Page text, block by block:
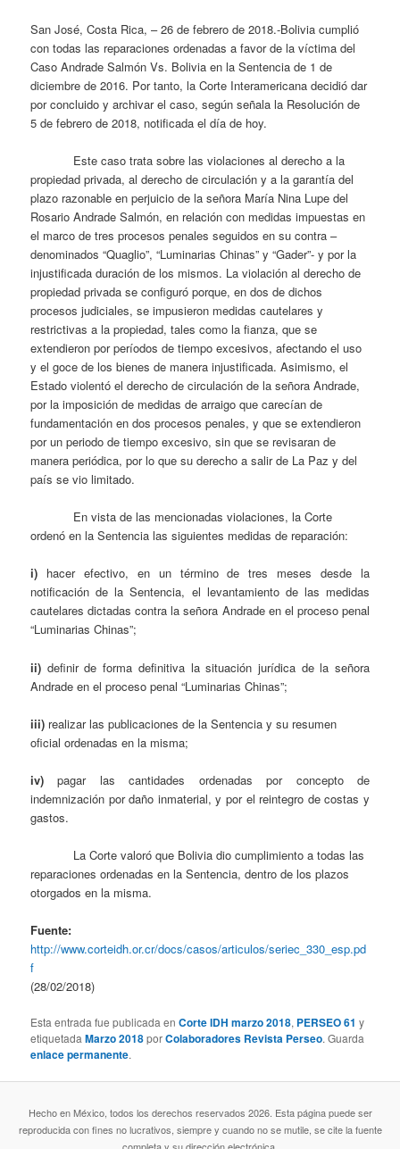
San José, Costa Rica, – 26 de febrero de 2018.-Bolivia cumplió
con todas las reparaciones ordenadas a favor de la víctima del
Caso Andrade Salmón Vs. Bolivia en la Sentencia de 1 de
diciembre de 2016. Por tanto, la Corte Interamericana decidió dar
por concluido y archivar el caso, según señala la Resolución de
5 de febrero de 2018, notificada el día de hoy.
Este caso trata sobre las violaciones al derecho a la
propiedad privada, al derecho de circulación y a la garantía del
plazo razonable en perjuicio de la señora María Nina Lupe del
Rosario Andrade Salmón, en relación con medidas impuestas en
el marco de tres procesos penales seguidos en su contra –
denominados “Quaglio”, “Luminarias Chinas” y “Gader”- y por la
injustificada duración de los mismos. La violación al derecho de
propiedad privada se configuró porque, en dos de dichos
procesos judiciales, se impusieron medidas cautelares y
restrictivas a la propiedad, tales como la fianza, que se
extendieron por períodos de tiempo excesivos, afectando el uso
y el goce de los bienes de manera injustificada. Asimismo, el
Estado violentó el derecho de circulación de la señora Andrade,
por la imposición de medidas de arraigo que carecían de
fundamentación en dos procesos penales, y que se extendieron
por un periodo de tiempo excesivo, sin que se revisaran de
manera periódica, por lo que su derecho a salir de La Paz y del
país se vio limitado.
En vista de las mencionadas violaciones, la Corte
ordenó en la Sentencia las siguientes medidas de reparación:
i) hacer efectivo, en un término de tres meses desde la
notificación de la Sentencia, el levantamiento de las medidas
cautelares dictadas contra la señora Andrade en el proceso penal
“Luminarias Chinas”;
ii) definir de forma definitiva la situación jurídica de la señora
Andrade en el proceso penal “Luminarias Chinas”;
iii) realizar las publicaciones de la Sentencia y su resumen
oficial ordenadas en la misma;
iv) pagar las cantidades ordenadas por concepto de
indemnización por daño inmaterial, y por el reintegro de costas y
gastos.
La Corte valoró que Bolivia dio cumplimiento a todas las
reparaciones ordenadas en la Sentencia, dentro de los plazos
otorgados en la misma.
Fuente:
http://www.corteidh.or.cr/docs/casos/articulos/seriec_330_esp.pd
f
(28/02/2018)
Esta entrada fue publicada enCorte IDH marzo 2018, PERSEO 61 y
etiquetadaMarzo 2018porColaboradores Revista Perseo. Guarda
enlace permanente.
Hecho en México, todos los derechos reservados 2026. Esta página puede ser
reproducida con fines no lucrativos, siempre y cuando no se mutile, se cite la fuente
completa y su dirección electrónica.